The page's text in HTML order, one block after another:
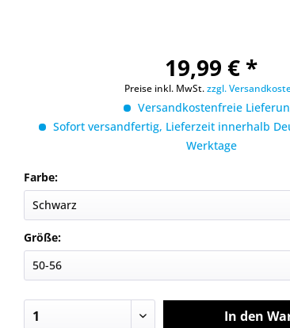
19,99 € *
Preise inkl. MwSt.zzgl.
Versandkostenfreie
Sofort versandfertig, Lieferzeit innerhalb
Werktage
Farbe:
Größe:
In den